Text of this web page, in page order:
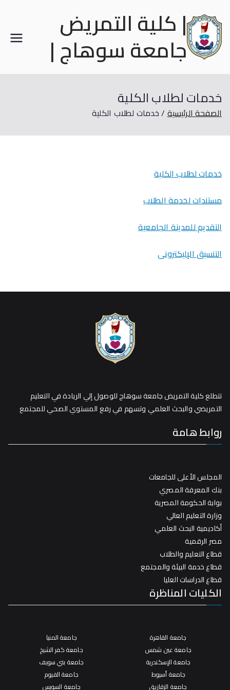
| كلية التمريض
جامعة سوهاج |
خدمات لطلاب الكلية
الصفحة الرئيسية خدمات لطلاب الكلية
خدمات لطلاب الكلية
مستندات لخدمة الطلاب
التقديم للمدينة الجامعية
التنسيق الإليكترونى
تتطلع كلية التمريض جامعة سوهاج للوصول إلي الريادة في التعليم
التمريضي والبحث العلمي وتسهم في رفع المستوي الصحي للمجتمع
روابط هامة
المجلس الأعلى للجامعات
بنك المعرفة المصري
بوابة الحكومة المصرية
وزارة التعليم العالي
أكاديمية البحث العلمي
مصر الرقمية
قطاع التعليم والطلاب
قطاع خدمة البيئة والمجتمع
قطاع الدراسات العليا
الكليات المناظرة
جامعة القاهرة
جامعة عين شمس
جامعة الإسكندرية
جامعة أسيوط
جامعة الزقازيق
جامعة المنيا
جامعة كفر الشيخ
جامعة بني سويف
جامعة الفيوم
جامعة السويس